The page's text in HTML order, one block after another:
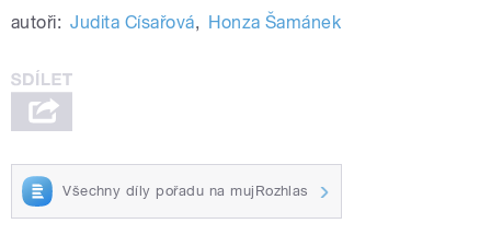
autoři: Judita Císařová, Honza Šamánek
Všechny díly pořadu na mujRozhlas